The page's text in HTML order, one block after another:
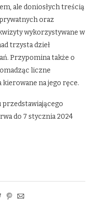
ale doniosłych treścią
oraz
wykorzystywane w
trzysta dzieł
Przypomina także o
liczne
na jego ręce.
przedstawiającego
do 7 stycznia 2024